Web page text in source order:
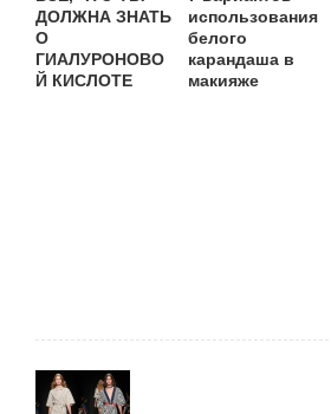
ДОЛЖНА ЗНАТЬ
О
ГИАЛУРОНОВО
Й КИСЛОТЕ
использования
белого
карандаша в
макияже